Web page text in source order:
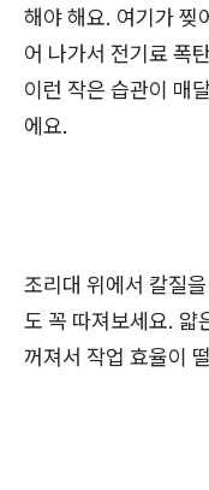
해야 해요. 여기가 찢
어 나가서 전기료 폭
이런 작은 습관이 매
에요.
조리대 위에서 칼질
도 꼭 따져보세요. 얇
꺼져서 작업 효율이